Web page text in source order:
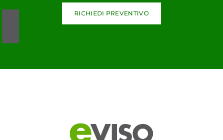
RICHIEDI PREVENTIVO